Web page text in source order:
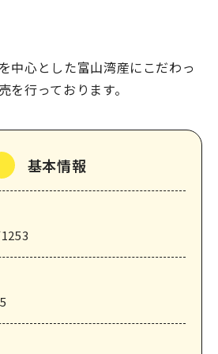
ト
いて
中心とした富山湾産にこだわっ
を行っております。
基本情報